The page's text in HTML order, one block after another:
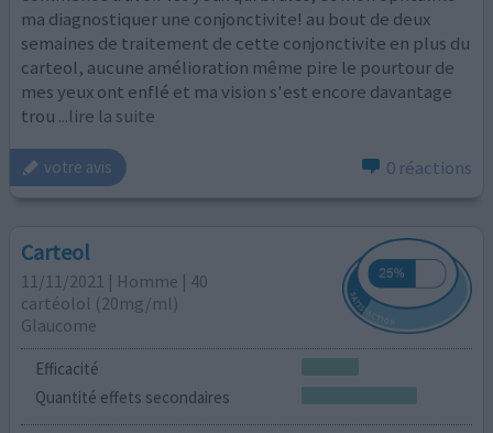
ma diagnostiquer une conjonctivite! au bout de deux
semaines de traitement de cette conjonctivite en plus du
carteol, aucune amélioration même pire le pourtour de
mes yeux ont enflé et ma vision s'est encore davantage
trou ...lire la suite
votre avis 0 réactions
Carteol
11/11/2021 | Homme | 40
cartéolol (20mg/ml)
Glaucome
Efficacité
Quantité effets secondaires